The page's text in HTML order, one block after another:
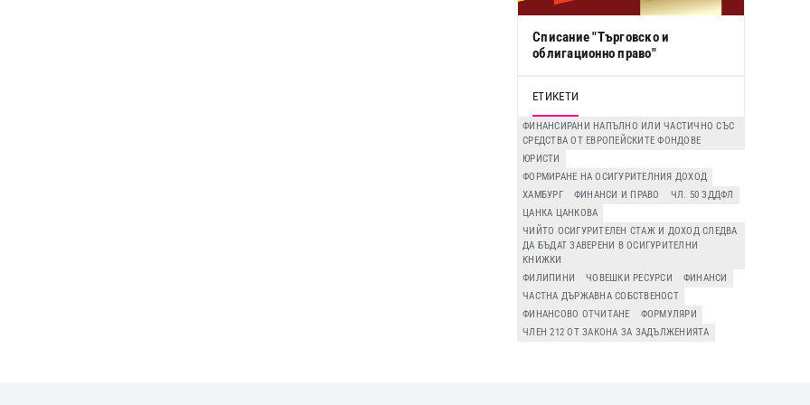
Списание "Търговско и
облигационно право"
ЕТИКЕТИ
ФИНАНСИРАНИ НАПЪЛНО ИЛИ ЧАСТИЧНО СЪС
СРЕДСТВА ОТ ЕВРОПЕЙСКИТЕ ФОНДОВЕ
ЮРИСТИ
ФОРМИРАНЕ НА ОСИГУРИТЕЛНИЯ ДОХОД
ХАМБУРГ
ФИНАНСИ И ПРАВО
ЧЛ. 50 ЗДДФЛ
ЦАНКА ЦАНКОВА
ЧИЙТО ОСИГУРИТЕЛЕН СТАЖ И ДОХОД СЛЕДВА
ДА БЪДАТ ЗАВЕРЕНИ В ОСИГУРИТЕЛНИ
КНИЖКИ
ФИЛИПИНИ
ЧОВЕШКИ РЕСУРСИ
ФИНАНСИ
ЧАСТНА ДЪРЖАВНА СОБСТВЕНОСТ
ФИНАНСОВО ОТЧИТАНЕ
ФОРМУЛЯРИ
ЧЛЕН 212 ОТ ЗАКОНА ЗА ЗАДЪЛЖЕНИЯТА